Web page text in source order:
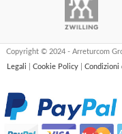
Copyright © 2024 - Arreturcom
Legali
Cookie Policy Condizioni